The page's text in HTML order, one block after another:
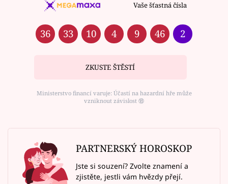
Vaše šťastná čísla
36 33 10 4 9 46 2
ZKUSTE ŠTĚSTÍ
Ministerstvo financí varuje: Účastí na hazardní hře může
vzniknout závislost ⑱
PARTNERSKÝ HOROSKOP
Jste si souzení? Zvolte znamení a
zjistěte, jestli vám hvězdy přejí.